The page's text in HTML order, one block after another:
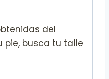
del
pie, busca tu talle